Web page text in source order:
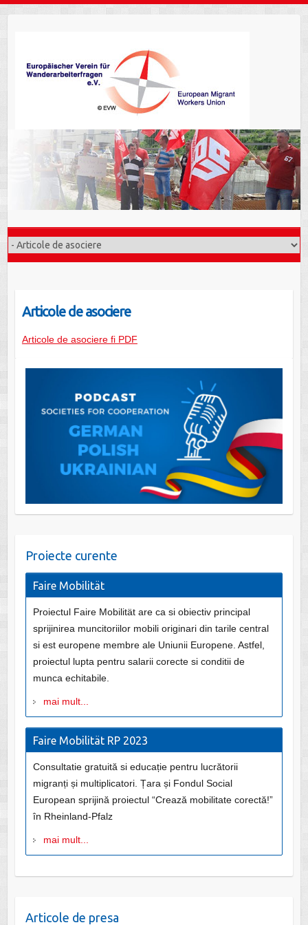
Articole de asociere
Articole de asociere fi PDF
Proiecte curente
Faire Mobilität
Proiectul Faire Mobilität are ca si obiectiv principal
sprijinirea muncitoriilor mobili originari din tarile central
si est europene membre ale Uniunii Europene. Astfel,
proiectul lupta pentru salarii corecte si conditii de
munca echitabile.
mai mult...
Faire Mobilität RP 2023
Consultatie gratuită si educație pentru lucrătorii
migranți și multiplicatori. Țara și Fondul Social
European sprijină proiectul “Crează mobilitate corectă!”
în Rheinland-Pfalz
mai mult...
Articole de presa